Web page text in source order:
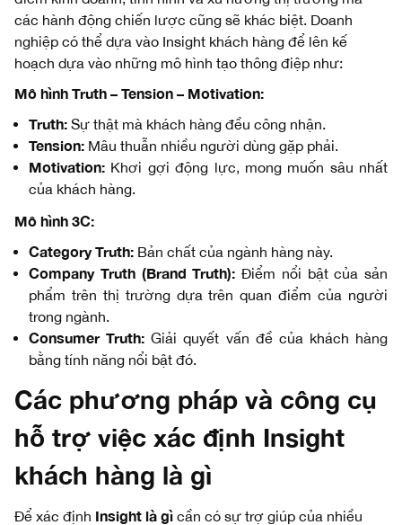
các hành động chiến lược cũng sẽ khác biệt. Doanh
nghiệp có thể dựa vào Insight khách hàng để lên kế
hoạch dựa vào những mô hình tạo thông điệp như:
Mô hình Truth – Tension – Motivation:
Truth: Sự thật mà khách hàng đều công nhận.
Tension: Mâu thuẫn nhiều người dùng gặp phải.
Motivation: Khơi gợi động lực, mong muốn sâu nhất
của khách hàng.
Mô hình 3C:
Category Truth: Bản chất của ngành hàng này.
Company Truth (Brand Truth): Điểm nổi bật của sản
phẩm trên thị trường dựa trên quan điểm của người
trong ngành.
Consumer Truth: Giải quyết vấn đề của khách hàng
bằng tính năng nổi bật đó.
Các phương pháp và công cụ
hỗ trợ việc xác định Insight
khách hàng là gì
Để xác định Insight là gì cần có sự trợ giúp của nhiều